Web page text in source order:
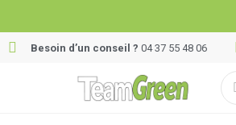
Besoin d’un conseil ? 04 37 55 48 06